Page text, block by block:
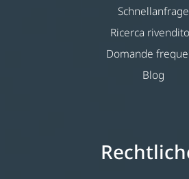
Schnellanfrage
Ricerca
Domande
Blog